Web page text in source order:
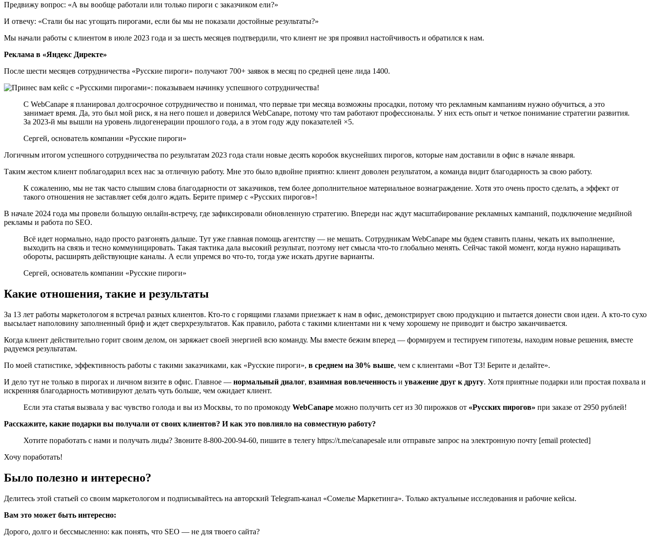
Предвижу вопрос: «А вы вообще работали или только пироги с заказчиком ели?»
И отвечу: «Стали бы нас угощать пирогами, если бы мы не показали достойные результаты?»
Мы начали работы с клиентом в июле 2023 года и за шесть месяцев подтвердили, что клиент не зря проявил настойчивость и обратился к нам.
Реклама в «Яндекс Директе»
После шести месяцев сотрудничества «Русские пироги» получают 700+ заявок в месяц по средней цене лида 1400.
С WebCanape я планировал долгосрочное сотрудничество и понимал, что первые три месяца возможны просадки, потому что рекламным кампаниям нужно обучиться, а это
занимает время. Да, это был мой риск, я на него пошел и доверился WebCanape, потому что там работают профессионалы. У них есть опыт и четкое понимание стратегии развития.
За 2023-й мы вышли на уровень лидогенерации прошлого года, а в этом году жду показателей ×5.
Сергей, основатель компании «Русские пироги»
Логичным итогом успешного сотрудничества по результатам 2023 года стали новые десять коробок вкуснейших пирогов, которые нам доставили в офис в начале января.
Таким жестом клиент поблагодарил всех нас за отличную работу. Мне это было вдвойне приятно: клиент доволен результатом, а команда видит благодарность за свою работу.
К сожалению, мы не так часто слышим слова благодарности от заказчиков, тем более дополнительное материальное вознаграждение. Хотя это очень просто сделать, а эффект от
такого отношения не заставляет себя долго ждать. Берите пример с «Русских пирогов»!
В начале 2024 года мы провели большую онлайн-встречу, где зафиксировали обновленную стратегию. Впереди нас ждут масштабирование рекламных кампаний, подключение медийной
рекламы и работа по SEO.
Всё идет нормально, надо просто разгонять дальше. Тут уже главная помощь агентству — не мешать. Сотрудникам WebCanape мы будем ставить планы, чекать их выполнение,
выходить на связь и тесно коммуницировать. Такая тактика дала высокий результат, поэтому нет смысла что-то глобально менять. Сейчас такой момент, когда нужно наращивать
обороты, расширять действующие каналы. А если упремся во что-то, тогда уже искать другие варианты.
Сергей, основатель компании «Русские пироги»
Какие отношения, такие и результаты
За 13 лет работы маркетологом я встречал разных клиентов. Кто-то с горящими глазами приезжает к нам в офис, демонстрирует свою продукцию и пытается донести свои идеи. А кто-то сухо
высылает наполовину заполненный бриф и ждет сверхрезультатов. Как правило, работа с такими клиентами ни к чему хорошему не приводит и быстро заканчивается.
Когда клиент действительно горит своим делом, он заряжает своей энергией всю команду. Мы вместе бежим вперед — формируем и тестируем гипотезы, находим новые решения, вместе
радуемся результатам.
По моей статистике, эффективность работы с такими заказчиками, как «Русские пироги», в среднем на 30% выше, чем с клиентами «Вот ТЗ! Берите и делайте».
И дело тут не только в пирогах и личном визите в офис. Главное — нормальный диалог, взаимная вовлеченность и уважение друг к другу. Хотя приятные подарки или простая похвала и
искренняя благодарность мотивируют делать чуть больше, чем ожидает клиент.
Если эта статья вызвала у вас чувство голода и вы из Москвы, то по промокоду WebCanape можно получить сет из 30 пирожков от «Русских пирогов» при заказе от 2950 рублей!
Расскажите, какие подарки вы получали от своих клиентов? И как это повлияло на совместную работу?
Хотите поработать с нами и получать лиды? Звоните 8-800-200-94-60, пишите в телегу https://t.me/canapesale или отправьте запрос на электронную почту [email protected]
Хочу поработать!
Было полезно и интересно?
Делитесь этой статьей со своим маркетологом и подписывайтесь на авторский Telegram-канал «Сомелье Маркетинга». Только актуальные исследования и рабочие кейсы.
Вам это может быть интересно:
Дорого, долго и бессмысленно: как понять, что SEO — не для твоего сайта?